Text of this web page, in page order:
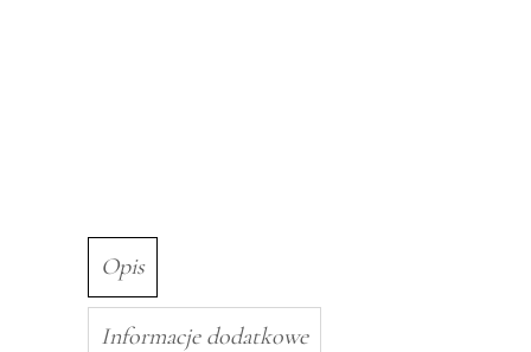
Opis
Informacje dodatkowe